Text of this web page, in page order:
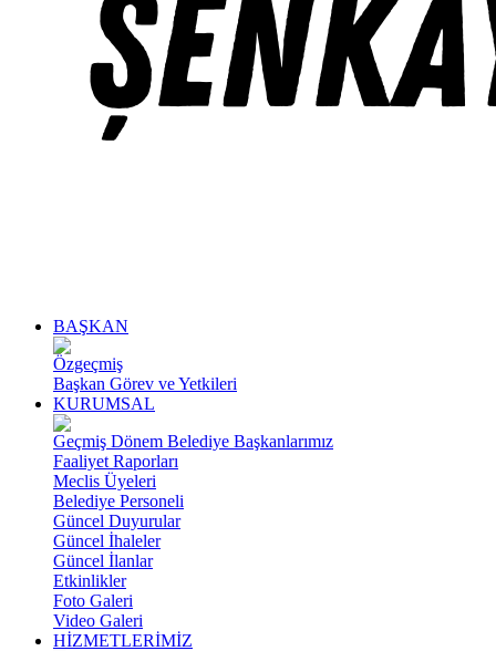
BAŞKAN
Özgeçmiş
Başkan Görev ve Yetkileri
KURUMSAL
Geçmiş Dönem Belediye Başkanlarımız
Faaliyet Raporları
Meclis Üyeleri
Belediye Personeli
Güncel Duyurular
Güncel İhaleler
Güncel İlanlar
Etkinlikler
Foto Galeri
Video Galeri
HİZMETLERİMİZ